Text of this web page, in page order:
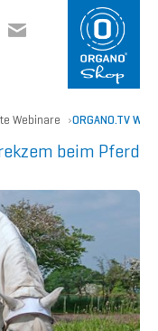
+49 8504 957999-0
ano.ch
Webinare ORGANO.TV
beim Pferd